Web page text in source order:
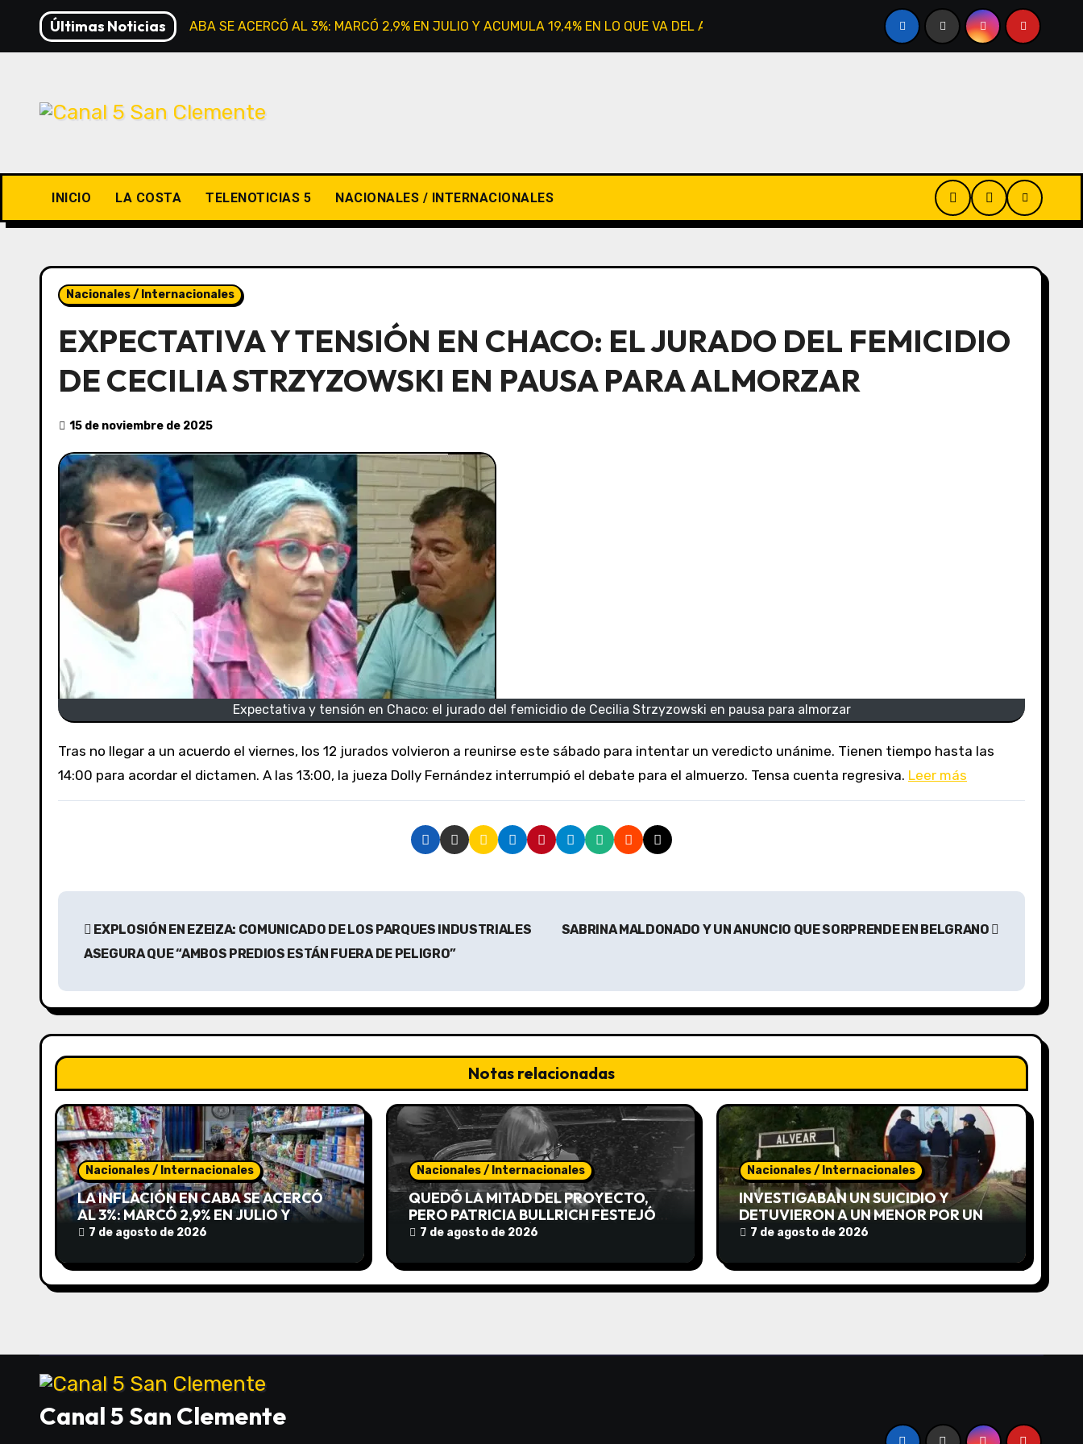
contenido
Últimas Noticias
LA INFLACIÓN EN CABA SE ACERCÓ AL 3%: MARCÓ 2,9% EN JULIO Y ACUMULA 19,4% EN LO QUE VA DEL AÑO QUEDÓ LA MITAD DEL PROYECTO, PERO PATRICIA
INICIO LA COSTA TELENOTICIAS 5 NACIONALES / INTERNACIONALES
Nacionales / Internacionales
EXPECTATIVA Y TENSIÓN EN CHACO: EL JURADO DEL FEMICIDIO
DE CECILIA STRZYZOWSKI EN PAUSA PARA ALMORZAR
15 de noviembre de 2025
Expectativa y tensión en Chaco: el jurado del femicidio de Cecilia Strzyzowski en pausa para almorzar
Tras no llegar a un acuerdo el viernes, los 12 jurados volvieron a reunirse este sábado para intentar un veredicto unánime. Tienen tiempo hasta las
14:00 para acordar el dictamen. A las 13:00, la jueza Dolly Fernández interrumpió el debate para el almuerzo. Tensa cuenta regresiva. Leer más
N
e
g
a
c
i
ó
n
e
e
t
r
a
EXPLOSIÓN EN EZEIZA: COMUNICADO DE LOS PARQUES INDUSTRIALES
ASEGURA QUE “AMBOS PREDIOS ESTÁN FUERA DE PELIGRO”
SABRINA MALDONADO Y UN ANUNCIO QUE SORPRENDE EN BELGRANO
Notas relacionadas
Nacionales / Internacionales
LA INFLACIÓN EN CABA SE ACERCÓ
AL 3%: MARCÓ 2,9% EN JULIO Y
ACUMULA 19,4% EN LO QUE VA DEL
7 de agosto de 2026
Nacionales / Internacionales
QUEDÓ LA MITAD DEL PROYECTO,
PERO PATRICIA BULLRICH FESTEJÓ
IGUAL Y CELEBRÓ LA «ROSCA»
7 de agosto de 2026
Nacionales / Internacionales
INVESTIGABAN UN SUICIDIO Y
DETUVIERON A UN MENOR POR UN
«ATROZ» HOMICIDIO DE UNA JOVEN
7 de agosto de 2026
Canal 5 San Clemente